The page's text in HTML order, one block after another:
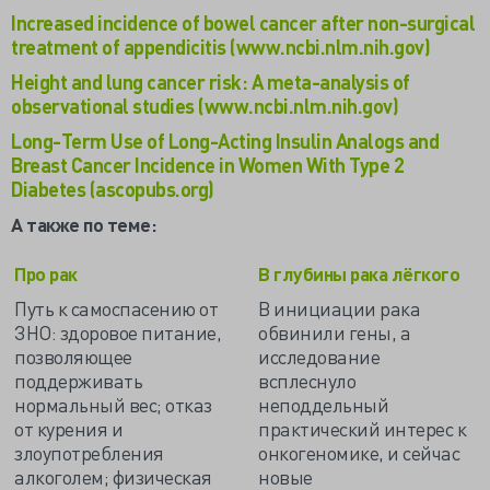
Increased incidence of bowel cancer after non-surgical
treatment of appendicitis (www.ncbi.nlm.nih.gov)
Height and lung cancer risk: A meta-analysis of
observational studies (www.ncbi.nlm.nih.gov)
Long-Term Use of Long-Acting Insulin Analogs and
Breast Cancer Incidence in Women With Type 2
Diabetes (ascopubs.org)
А также по теме:
Про рак
Путь к самоспасению от
ЗНО: здоровое питание,
позволяющее
поддерживать
нормальный вес; отказ
от курения и
злоупотребления
алкоголем; физическая
В глубины рака лёгкого
В инициации рака
обвинили гены, а
исследование
всплеснуло
неподдельный
практический интерес к
онкогеномике, и сейчас
новые